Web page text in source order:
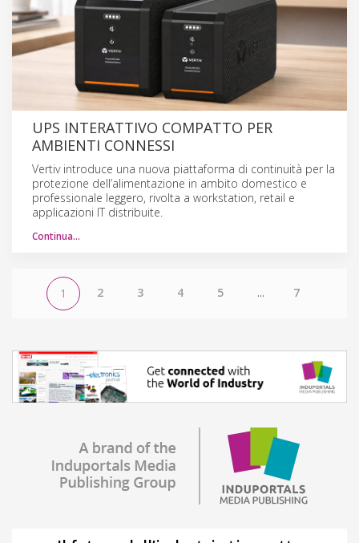
UPS INTERATTIVO COMPATTO PER
AMBIENTI CONNESSI
Vertiv introduce una nuova piattaforma di continuità per la
protezione dell’alimentazione in ambito domestico e
professionale leggero, rivolta a workstation, retail e
applicazioni IT distribuite.
Continua…
1 2 3 4 5 ... 7